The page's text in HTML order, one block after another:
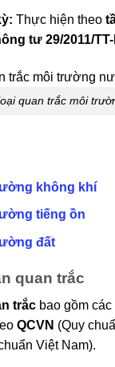
Thực hiện theo
tư 29/2011/
quan trắc môi
không khí
tiếng ồn
đất
quan trắc
trắc bao gồm
QCVN (Quy
Việt Nam).